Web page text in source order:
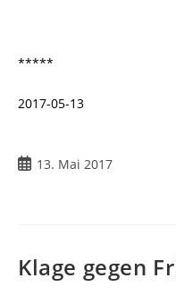
*****
2017-05-13
13. Mai 2017
Klage gegen